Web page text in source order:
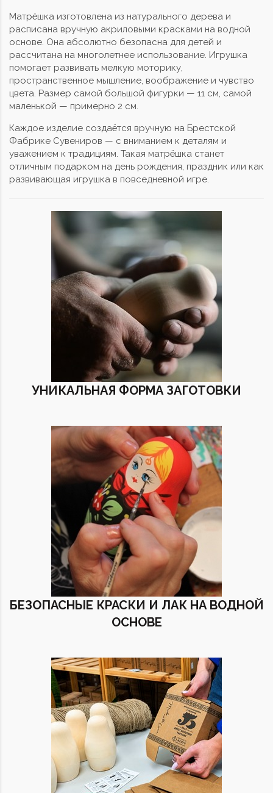
Матрёшка изготовлена из натурального дерева и
расписана вручную акриловыми красками на водной
основе. Она абсолютно безопасна для детей и
рассчитана на многолетнее использование. Игрушка
помогает развивать мелкую моторику,
пространственное мышление, воображение и чувство
цвета. Размер самой большой фигурки — 11 см, самой
маленькой — примерно 2 см.
Каждое изделие создаётся вручную на Брестской
Фабрике Сувениров — с вниманием к деталям и
уважением к традициям. Такая матрёшка станет
отличным подарком на день рождения, праздник или как
развивающая игрушка в повседневной игре.
УНИКАЛЬНАЯ ФОРМА ЗАГОТОВКИ
БЕЗОПАСНЫЕ КРАСКИ И ЛАК НА ВОДНОЙ
ОСНОВЕ